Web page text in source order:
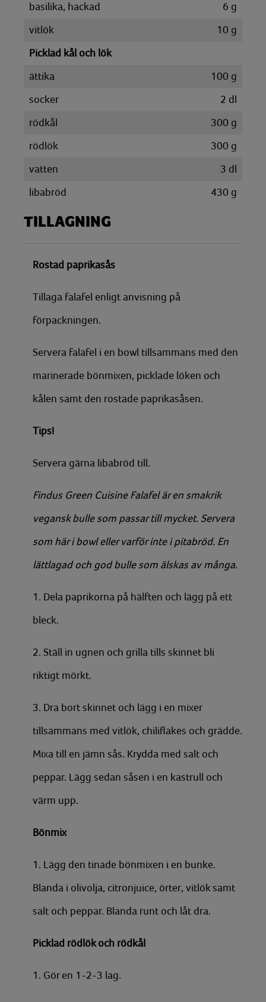
basilika, hackad
6 g
vitlök
10 g
Picklad kål och lök
ättika
100 g
socker
2 dl
rödkål
300 g
rödlök
300 g
vatten
3 dl
libabröd
430 g
TILLAGNING
Rostad paprikasås
Tillaga falafel enligt anvisning på
förpackningen.
Servera falafel i en bowl tillsammans med den
marinerade bönmixen, picklade löken och
kålen samt den rostade paprikasåsen.
Tips!
Servera gärna libabröd till.
Findus Green Cuisine Falafel är en smakrik
vegansk bulle som passar till mycket. Servera
som här i bowl eller varför inte i pitabröd. En
lättlagad och god bulle som älskas av många.
1. Dela paprikorna på hälften och lägg på ett
bleck.
2. Ställ in ugnen och grilla tills skinnet bli
riktigt mörkt.
3. Dra bort skinnet och lägg i en mixer
tillsammans med vitlök, chiliflakes och grädde.
Mixa till en jämn sås. Krydda med salt och
peppar. Lägg sedan såsen i en kastrull och
värm upp.
Bönmix
1. Lägg den tinade bönmixen i en bunke.
Blanda i olivolja, citronjuice, örter, vitlök samt
salt och peppar. Blanda runt och låt dra.
Picklad rödlök och rödkål
1. Gör en 1-2-3 lag.